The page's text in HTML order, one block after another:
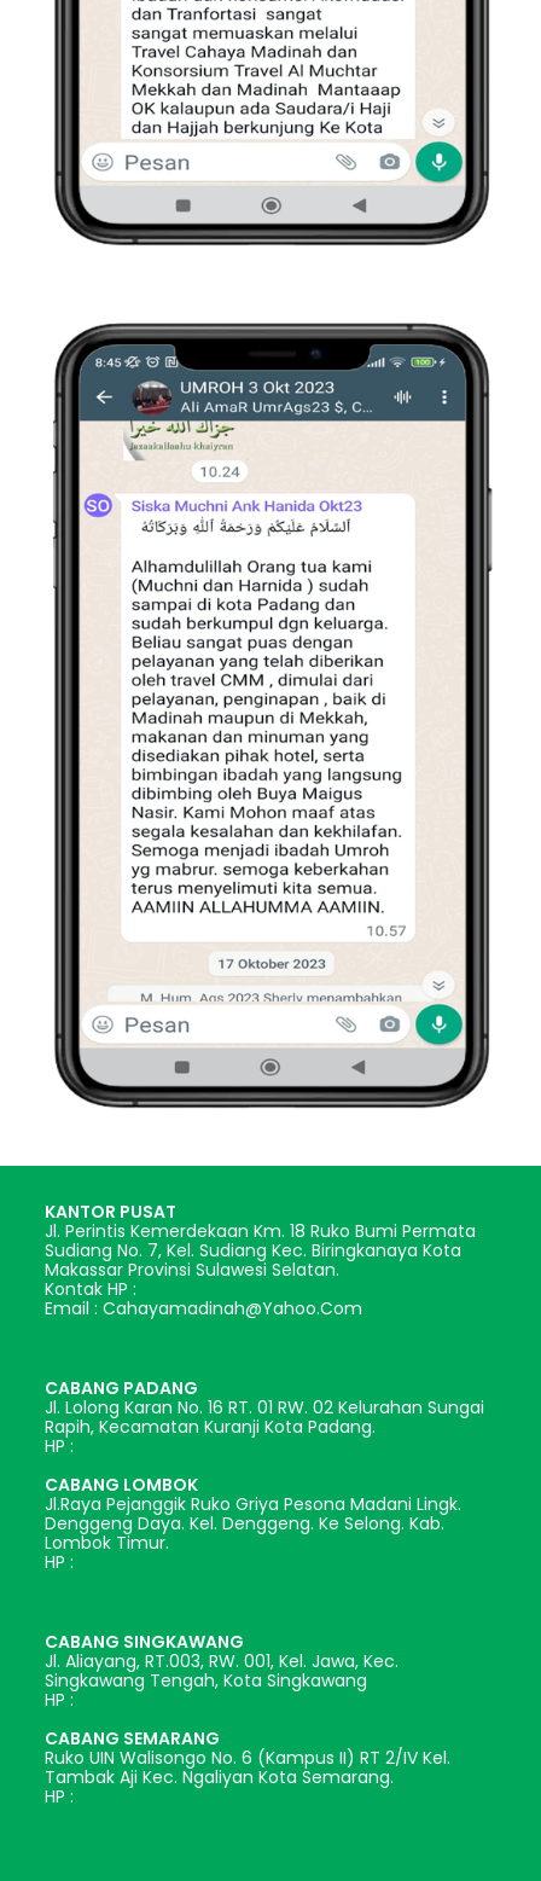
KANTOR PUSAT
Jl. Perintis Kemerdekaan Km. 18 Ruko Bumi Permata
Sudiang No. 7, Kel. Sudiang Kec. Biringkanaya Kota
Makassar Provinsi Sulawesi Selatan.
Kontak HP :
Email : Cahayamadinah@yahoo.com
CABANG PADANG
Jl. Lolong Karan No. 16 RT. 01 RW. 02 Kelurahan Sungai
Rapih, Kecamatan Kuranji Kota Padang.
HP :
CABANG LOMBOK
Jl.Raya Pejanggik Ruko Griya Pesona Madani Lingk.
Denggeng Daya. Kel. Denggeng. Ke Selong. Kab.
Lombok Timur.
HP :
CABANG SINGKAWANG
Jl. Aliayang, RT.003, RW. 001, Kel. Jawa, Kec.
Singkawang Tengah, Kota Singkawang
HP :
CABANG SEMARANG
Ruko UIN Walisongo No. 6 (Kampus II) RT 2/IV Kel.
Tambak Aji Kec. Ngaliyan Kota Semarang.
HP :